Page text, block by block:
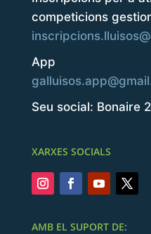
competicions
App
Seu social: Bonaire
XARXES SOCIALS
AMB EL SUPORT DE: